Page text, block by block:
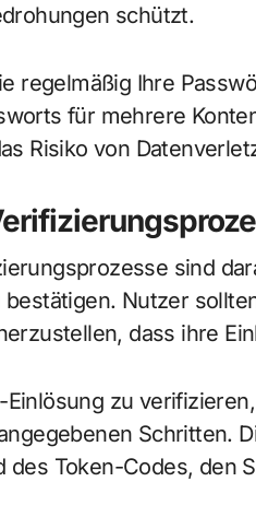
schützt.
regelmäßig Ihre
für mehrere
Risiko von
sind
bestätigen. Nutzer
dass ihre
Einlösung zu
Schritten.
des Token-Codes, den